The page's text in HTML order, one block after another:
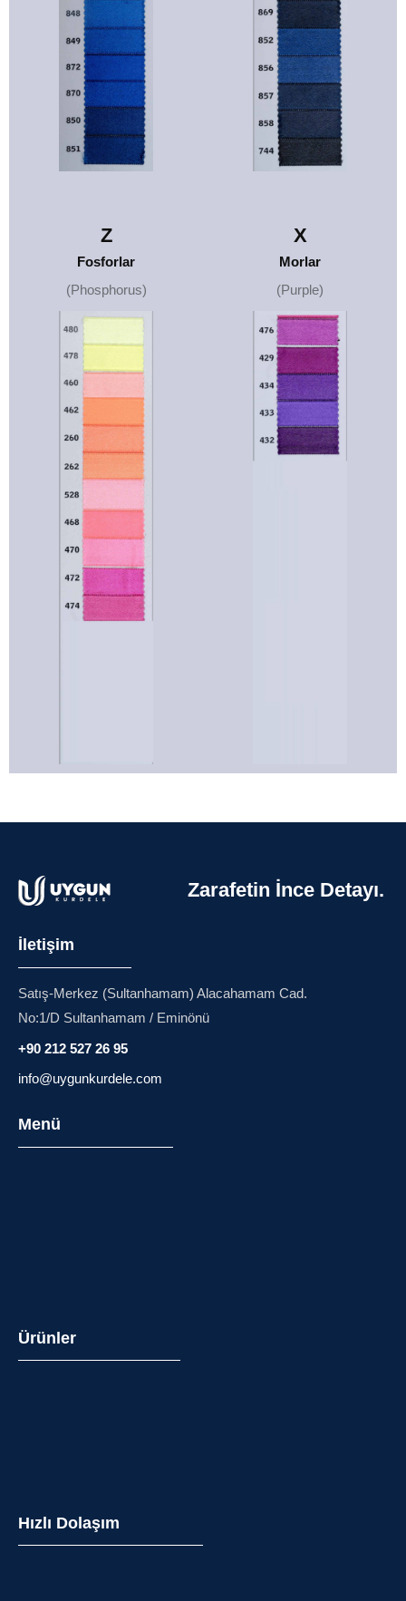
Z
Fosforlar
(Phosphorus)
X
Morlar
(Purple)
Zarafetin İnce Detayı.
İletişim
Satış-Merkez (Sultanhamam) Alacahamam Cad.
No:1/D Sultanhamam / Eminönü
+90 212 527 26 95
info@uygunkurdele.com
Menü
Ürünler
Hızlı Dolaşım